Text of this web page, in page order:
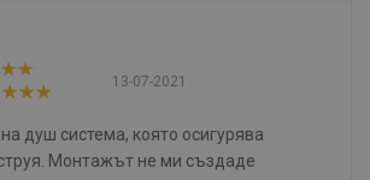
13-07-2021
душ система, която осигурява
Монтажът не ми създаде